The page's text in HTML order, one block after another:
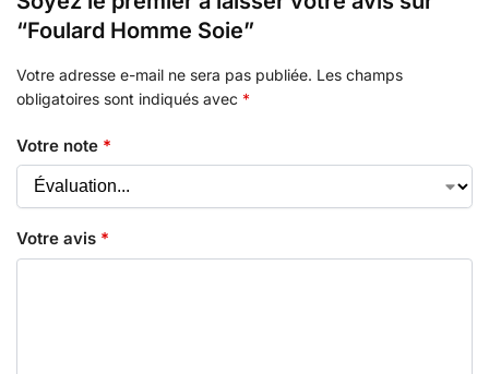
“Foulard Homme Soie”
Votre adresse e-mail ne sera pas publiée. Les champs
obligatoires sont indiqués avec *
Votre note *
Votre avis *